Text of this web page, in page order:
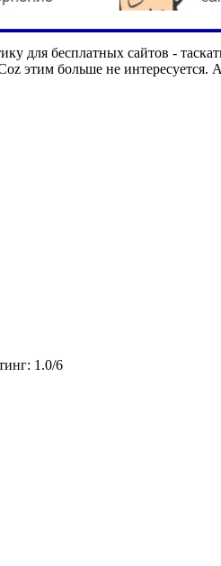
для бесплатных сайтов -
этим больше не интересуется.
: 1.0/6